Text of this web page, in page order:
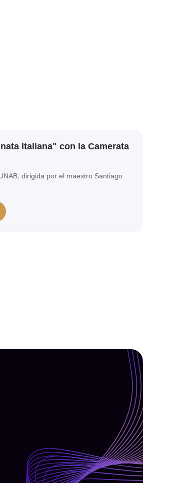
Italiana" con la Camerata
dirigida por el maestro Santiago